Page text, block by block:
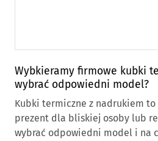
Wybkieramy firmowe kubki
wybrać odpowiedni model?
Kubki termiczne z nadrukiem to
prezent dla bliskiej osoby lub
wybrać odpowiedni model i na